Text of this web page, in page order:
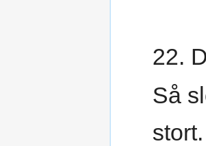
22.
Så
stort.